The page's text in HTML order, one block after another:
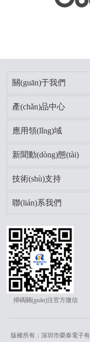
關(guān)于我們
產(chǎn)品中心
應用領(lǐng)域
新聞動(dòng)態(tài)
技術(shù)支持
聯(lián)系我們
掃碼關(guān)注官方微信
版權所有：深圳市榮泰電子